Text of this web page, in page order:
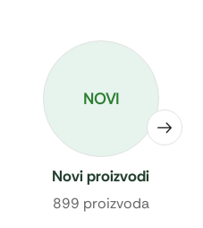
NOVI
Novi proizvodi
899 proizvoda